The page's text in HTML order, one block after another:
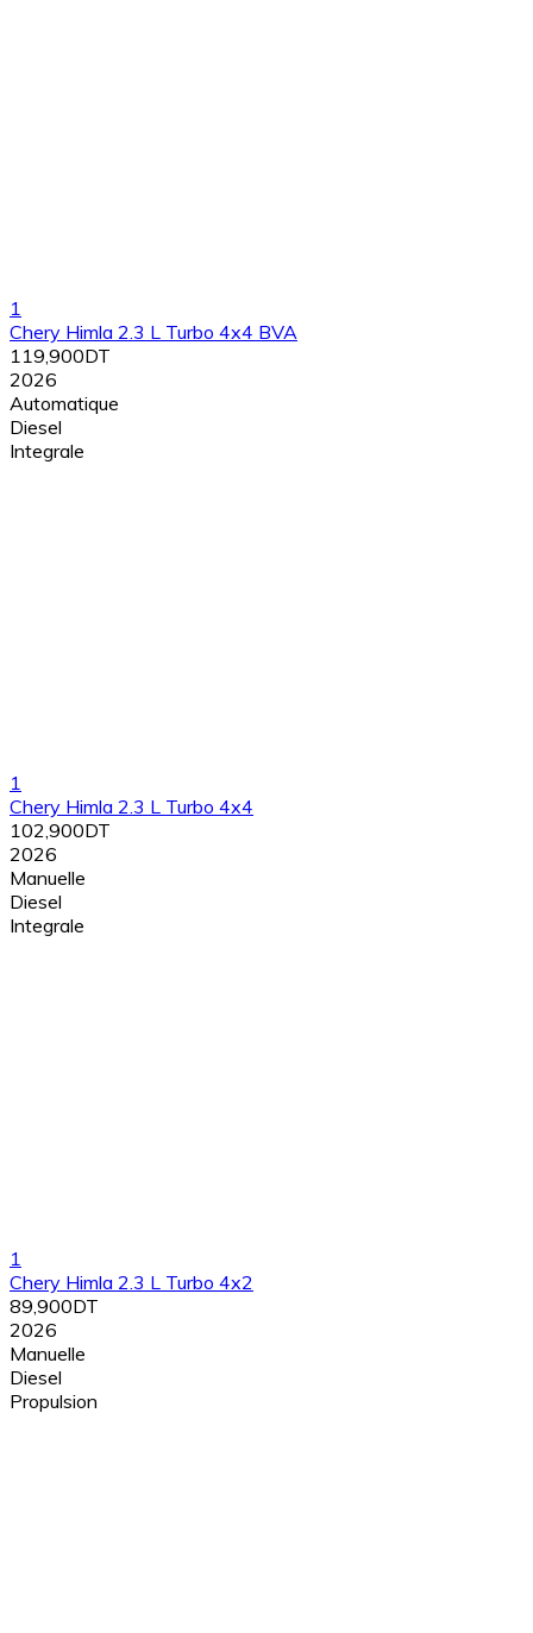
1
Chery Himla 2.3 L Turbo 4x4 BVA
119,900DT
2026
Automatique
Diesel
Integrale
1
Chery Himla 2.3 L Turbo 4x4
102,900DT
2026
Manuelle
Diesel
Integrale
1
Chery Himla 2.3 L Turbo 4x2
89,900DT
2026
Manuelle
Diesel
Propulsion